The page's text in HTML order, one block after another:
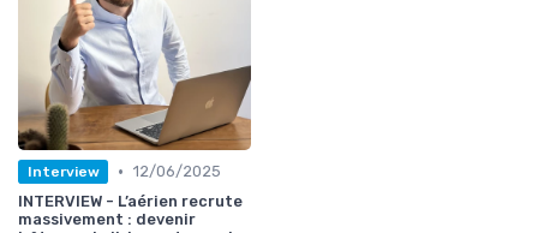
Interview • 12/06/2025
INTERVIEW - L’aérien recrute
massivement : devenir